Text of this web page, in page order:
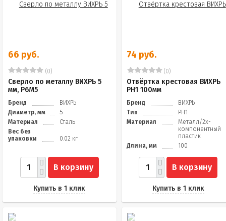
66 руб.
(0)
Сверло по металлу ВИХРЬ 5
мм, P6M5
Бренд
ВИХРЬ
Диаметр, мм
5
Материал
Сталь
Вес без
упаковки
0.02 кг
В корзину
Купить в 1 клик
74 руб.
(0)
Отвёртка крестовая ВИХРЬ
PH1 100мм
Бренд
ВИХРЬ
Тип
PH1
Материал
Металл/2х-
компонентный
пластик
Длина, мм
100
В корзину
Купить в 1 клик